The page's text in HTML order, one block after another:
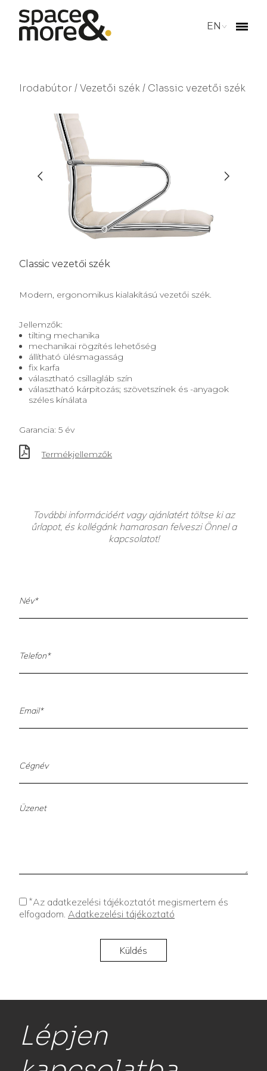
EN
Irodabútor/Vezetői szék/ Classic vezetői szék
Classic vezetői szék
Modern, ergonomikus kialakítású vezetői szék.
Jellemzők:
tilting mechanika
mechanikai rögzítés lehetőség
állítható ülésmagasság
fix karfa
választható csillagláb szín
választható kárpitozás; szövetszínek és -anyagok
széles kínálata
Garancia: 5 év
Termékjellemzők
További információért vagy ajánlatért töltse ki az
űrlapot, és kollégánk hamarosan felveszi Önnel a
kapcsolatot!
*Az adatkezelési tájékoztatót megismertem és
elfogadom. Adatkezelési tájékoztató
Lépjen